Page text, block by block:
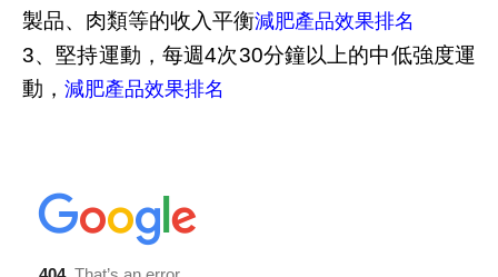
製品、肉類等的收入平衡減肥產品效果排名
3、堅持運動，每週4次30分鐘以上的中低強度運
動， 減肥產品效果排名